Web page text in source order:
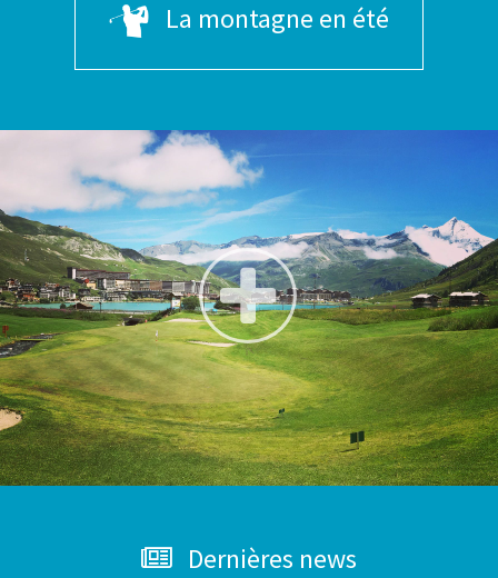
La montagne en été
Dernières news